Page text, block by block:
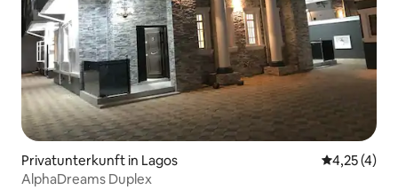
Privatunterkunft in Lagos
4,25 (4)
AlphaDreams Duplex